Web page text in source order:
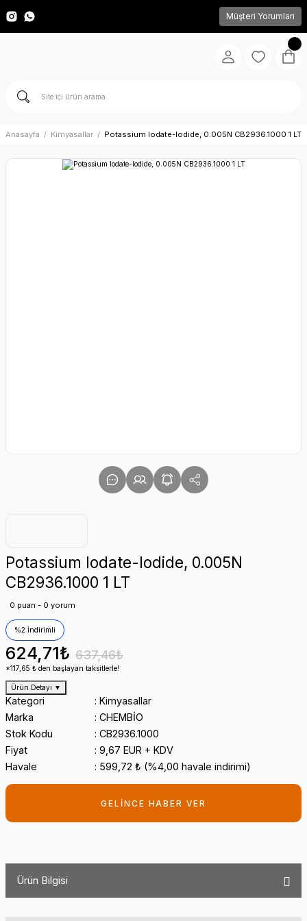
Müşteri Yorumları
Anasayfa Kimyasallar Potassium Iodate-Iodide, 0.005N CB2936.1000 1 LT
Potassium Iodate-Iodide, 0.005N
CB2936.1000 1 LT
0 puan - 0 yorum
%2 İndirimli
624,71₺ 637,46₺
*117,65 ₺ den başlayan taksitlerle!
Ürün Detayı ▼
Kategori
Kimyasallar
Marka
CHEMBİO
Stok Kodu
CB2936.1000
Fiyat
9,67 EUR + KDV
Havale
599,72 ₺ (%4,00 havale indirimi)
GELİNCE HABER VER
Ürün Bilgisi